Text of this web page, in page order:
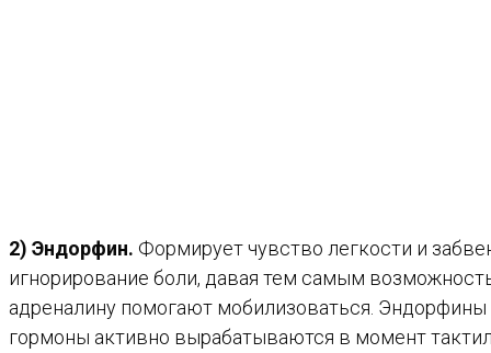
2) Эндорфин. Формирует чувство легкости и
игнорирование боли, давая тем самым
адреналину помогают мобилизоваться.
гормоны активно вырабатываются в момент